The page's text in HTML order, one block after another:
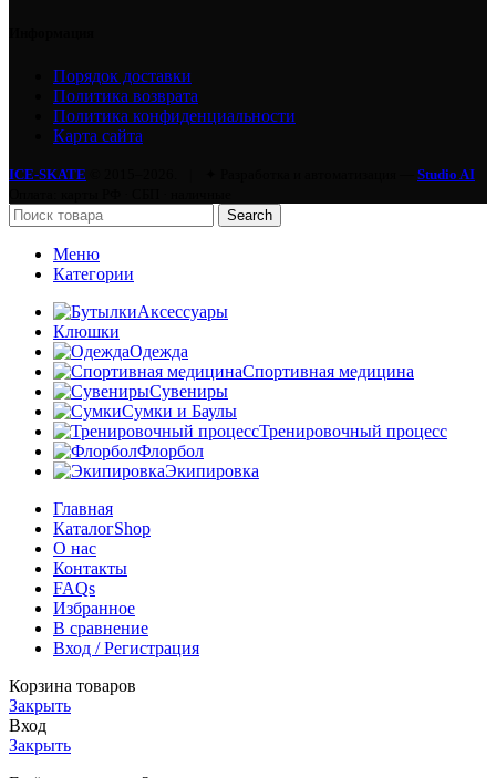
Порядок доставки
Политика возврата
Политика конфиденциальности
Карта сайта
ICE-SKATE
Studio AI
Search
Меню
Категории
Аксессуары
Клюшки
Одежда
Спортивная медицина
Сувениры
Сумки и Баулы
Тренировочный процесс
Флорбол
Экипировка
Главная
КаталогShop
О нас
Контакты
FAQs
Избранное
В сравнение
Вход / Регистрация
Корзина товаров
Закрыть
Вход
Закрыть